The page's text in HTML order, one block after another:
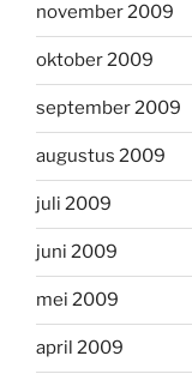
november 2009
oktober 2009
september 2009
augustus 2009
juli 2009
juni 2009
mei 2009
april 2009